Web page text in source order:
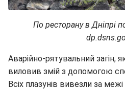
По ресторану в Дніпрі
Аварійно-рятувальний загін,
виловив змій з допомогою
Всіх плазунів вивезли за